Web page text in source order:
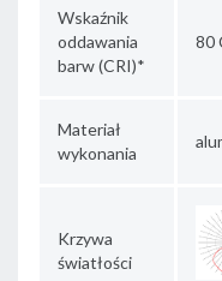
Wskaźnik
oddawania
barw (CRI)*
80
Materiał
wykonania
Krzywa
światłości